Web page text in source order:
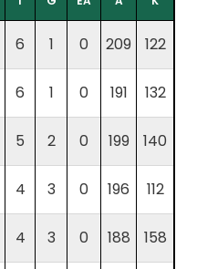
6 1 0 209 122
6 1 0 191 132
5 2 0 199 140
4 3 0 196 112
4 3 0 188 158